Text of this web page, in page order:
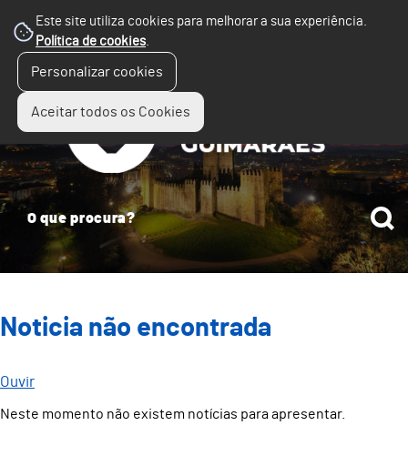
Este site utiliza cookies para melhorar a sua experiência.
Política de cookies.
Personalizar cookies
Aceitar todos os Cookies
Noticia não encontrada
Ouvir
Neste momento não existem notícias para apresentar.